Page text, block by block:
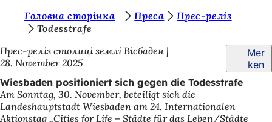
Inhalt anspringen
e
b
e
f
Головна сторінка Преса
Прес-реліз
Todesstrafe
Прес-реліз столиці землі Вісбаден
28. November 2025
Mer
ken
Wiesbaden positioniert sich gegen die Todesstrafe
Am Sonntag, 30. November, beteiligt sich die
Landeshauptstadt Wiesbaden am 24. Internationalen
Aktionstag „Cities for Life – Städte für das Leben/Städte